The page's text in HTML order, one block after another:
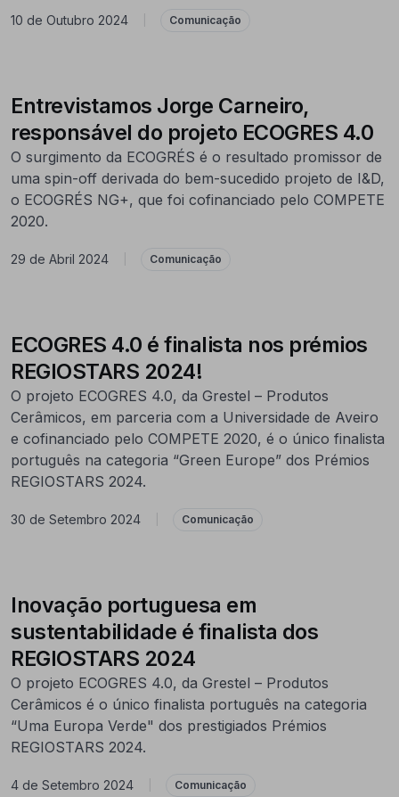
10 de Outubro 2024 Comunicação
Entrevistamos Jorge Carneiro,
responsável do projeto ECOGRES 4.0
O surgimento da ECOGRÉS é o resultado promissor de
uma spin-off derivada do bem-sucedido projeto de I&D,
o ECOGRÉS NG+, que foi cofinanciado pelo COMPETE
2020.
29 de Abril 2024 Comunicação
ECOGRES 4.0 é finalista nos prémios
REGIOSTARS 2024!
O projeto ECOGRES 4.0, da Grestel – Produtos
Cerâmicos, em parceria com a Universidade de Aveiro
e cofinanciado pelo COMPETE 2020, é o único finalista
português na categoria “Green Europe” dos Prémios
REGIOSTARS 2024.
30 de Setembro 2024 Comunicação
Inovação portuguesa em
sustentabilidade é finalista dos
REGIOSTARS 2024
O projeto ECOGRES 4.0, da Grestel – Produtos
Cerâmicos é o único finalista português na categoria
“Uma Europa Verde" dos prestigiados Prémios
REGIOSTARS 2024.
4 de Setembro 2024 Comunicação